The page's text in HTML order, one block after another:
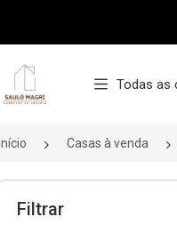
Página inicial
Todas as
Início Casas à venda
Filtrar